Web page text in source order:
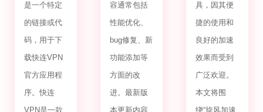
是一个特定
的链接或代
码，用于下
载快连VPN
官方应用程
序。快连
VPN是一款
容通常包括
性能优化、
bug修复、新
功能添加等
方面的改
进。最新版
本更新内容
具，因其便
捷的使用和
良好的加速
效果而受到
广泛欢迎。
本文将围
绕“旋风加速